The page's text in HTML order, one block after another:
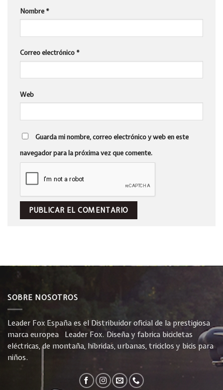
Nombre *
Correo electrónico *
Web
Guarda mi nombre, correo electrónico y web en este
navegador para la próxima vez que comente.
SOBRE NOSOTROS
Leader Fox España es el Distribuidor oficial de la prestigiosa
marca europea Leader Fox. Diseña y fabrica bicicletas
eléctricas, de montaña, híbridas, urbanas, triciclos y bicis para
niños.